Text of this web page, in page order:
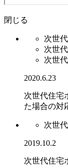
閉じる
次世
次世
次世
2020.6.23
次世代住宅
た場合の対
次世
2019.10.2
次世代住宅